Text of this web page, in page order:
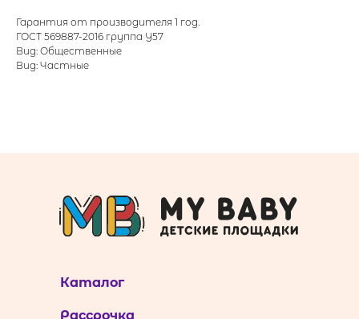
Гарантия от производителя 1 год.
ГОСТ 569887-2016 группа У57
Вид: Общественные
Вид: Частные
Каталог
Рассрочка